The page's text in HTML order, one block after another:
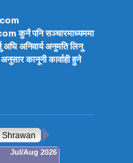
पनि सञ्चारमाध्यममा
अघि अनिवार्य अनुमति लिनु
कानूनी कार्वाही हुने